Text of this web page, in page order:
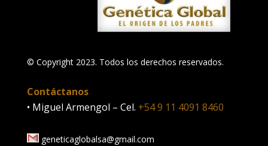
© Copyright 2023. Todos los derechos reservados.
Contáctanos
• Miguel Armengol – Cel. +54 9 11 4091 8460
geneticaglobalsa@gmail.com